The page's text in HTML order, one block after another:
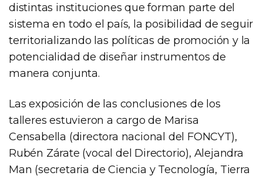
distintas instituciones que forman parte del
sistema en todo el país, la posibilidad de seguir
territorializando las políticas de promoción y la
potencialidad de diseñar instrumentos de
manera conjunta.
Las exposición de las conclusiones de los
talleres estuvieron a cargo de Marisa
Censabella (directora nacional del FONCYT),
Rubén Zárate (vocal del Directorio), Alejandra
Man (secretaria de Ciencia y Tecnología, Tierra